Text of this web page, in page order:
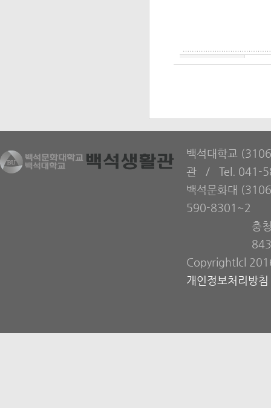
백석대학교
관 / Tel. 041-
백석문화대
590-8301~2
충
Copyrightlcl
개인정보처리방침